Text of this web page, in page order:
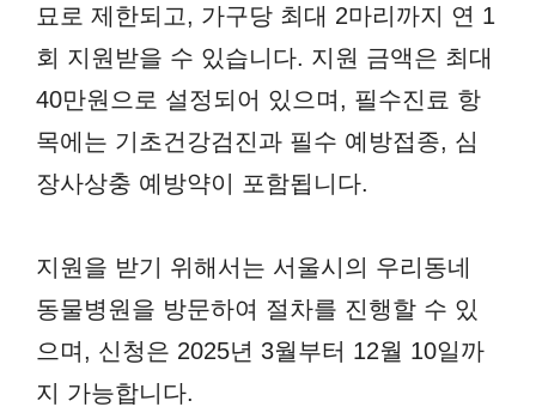
묘로 제한되고, 가구당 최대 2마리까지 연 1
회 지원받을 수 있습니다. 지원 금액은 최대
40만원으로 설정되어 있으며, 필수진료 항
목에는 기초건강검진과 필수 예방접종, 심
장사상충 예방약이 포함됩니다.
지원을 받기 위해서는 서울시의 우리동네
동물병원을 방문하여 절차를 진행할 수 있
으며, 신청은 2025년 3월부터 12월 10일까
지 가능합니다.